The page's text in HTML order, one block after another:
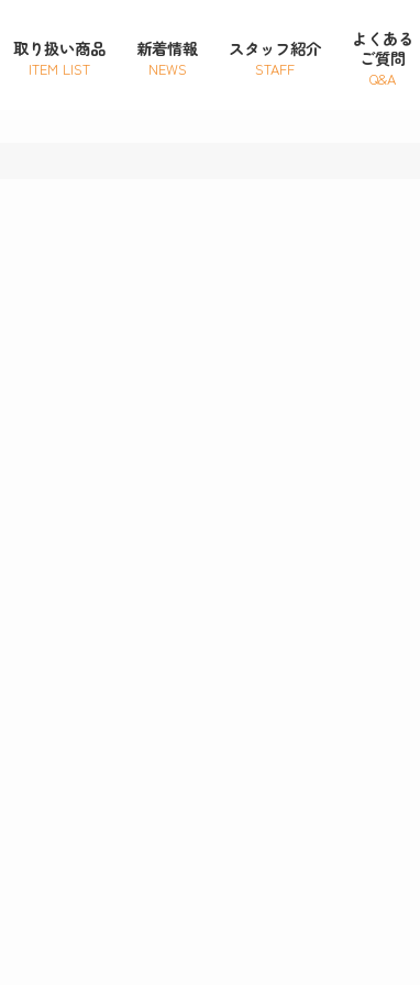
取り扱い商品
ITEM LIST
新着情報
NEWS
スタッフ紹介
STAFF
よくある
ご質問
Q&A